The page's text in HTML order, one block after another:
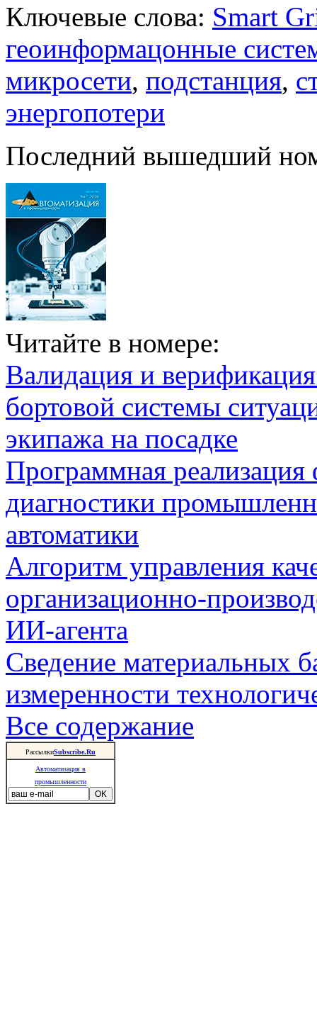
Ключевые слова: Smart
геоинформацонные
микросети, подстанция,
энергопотери
Последний вышедший
Читайте в номере:
Валидация и
бортовой системы
экипажа на посадке
Программная
диагностики
автоматики
Алгоритм управления
организационно-
ИИ-агента
Сведение материальных
измеренности
Все содержание
РассылкиSubscribe.Ru
Автоматизация в
промышленности